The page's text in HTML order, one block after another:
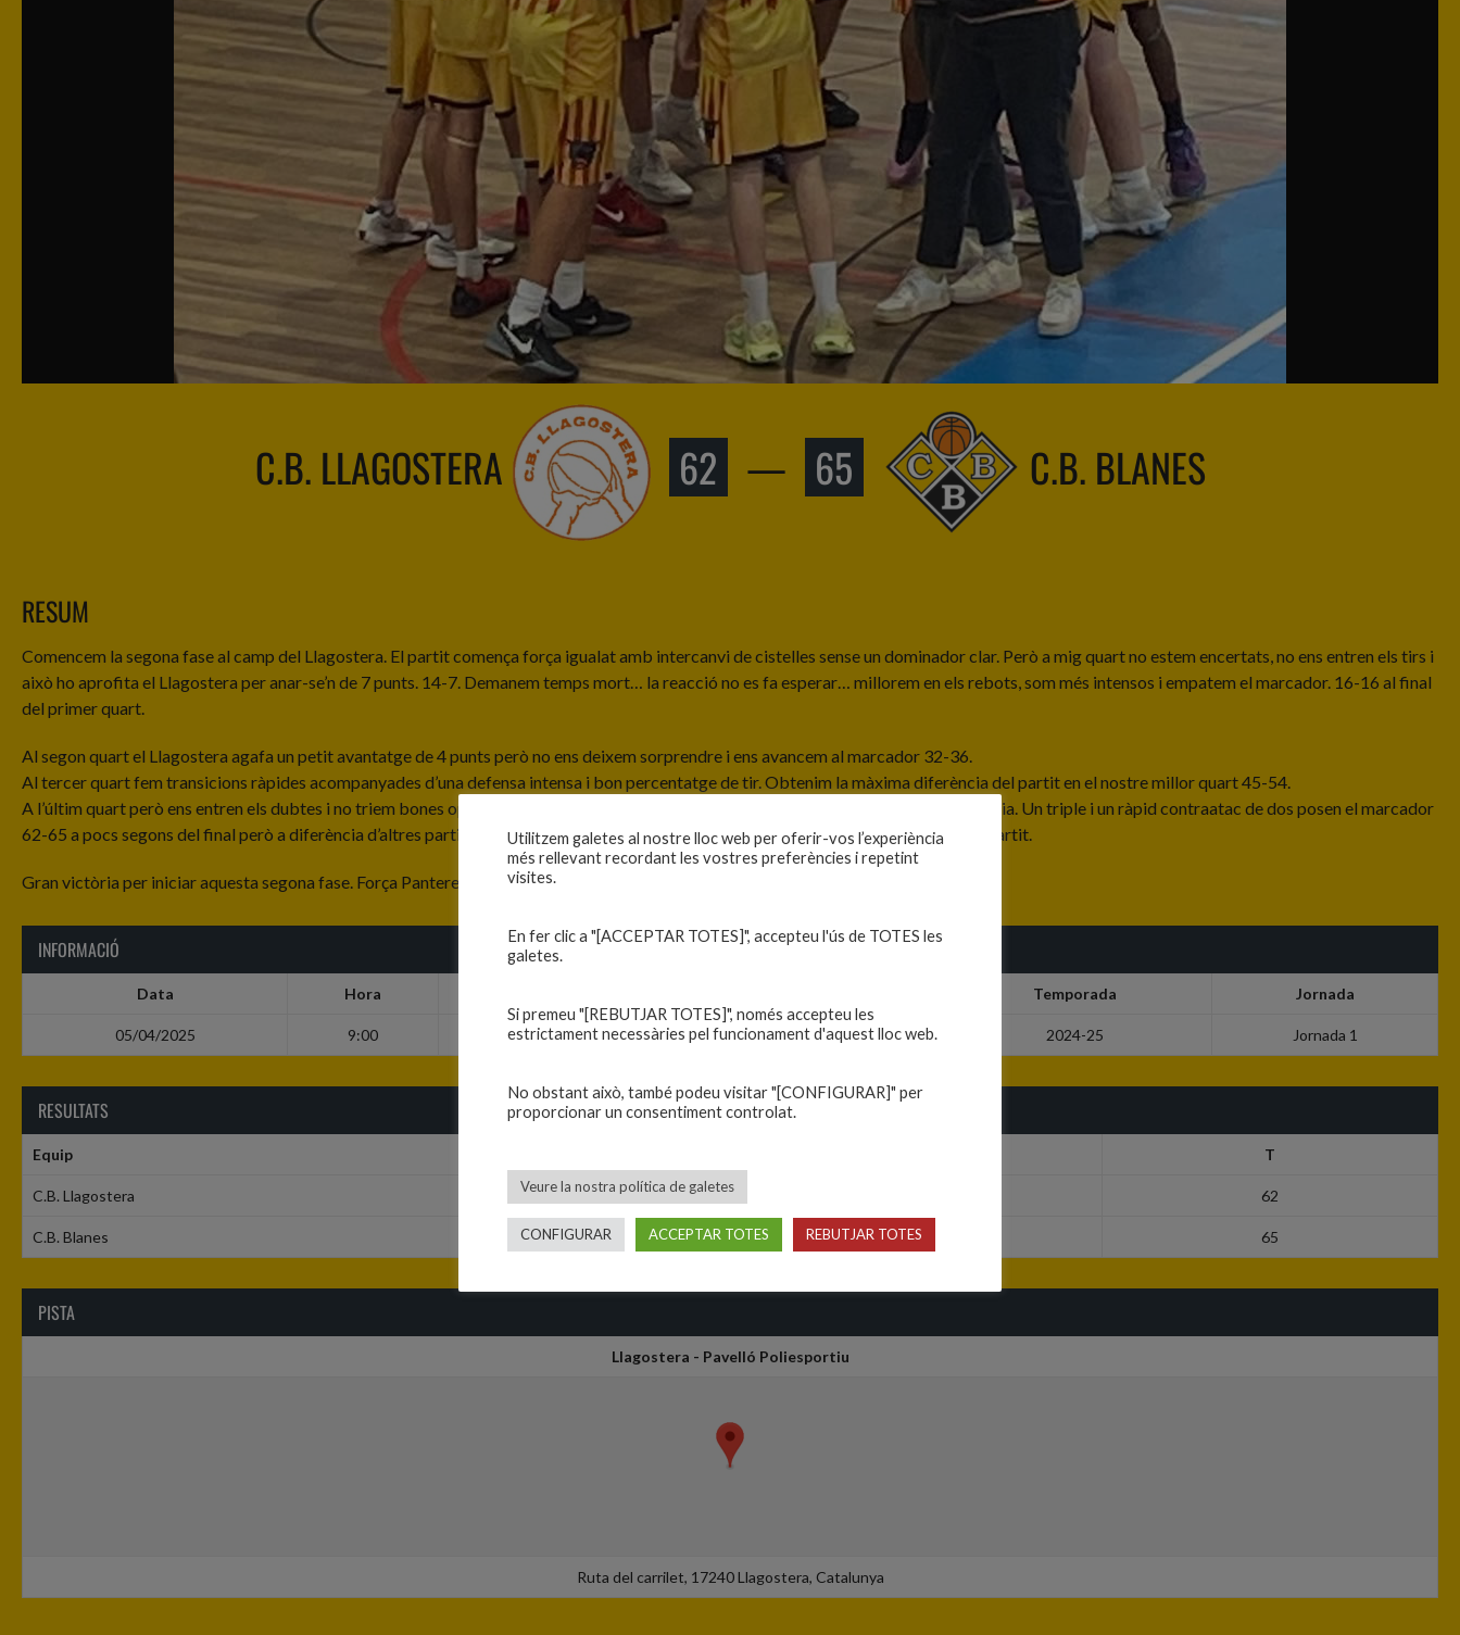
C.B. LLAGOSTERA 62 — 65 C.B. BLANES
RESUM
Comencem la segona fase al camp del Llagostera. El partit comença força igualat amb intercanvi de cistelles sense un dominador clar. Però a mig quart no estem encertats, no ens entren els tirs i
això ho aprofita el Llagostera per anar-se’n de 7 punts. 14-7. Demanem temps mort… la reacció no es fa esperar… millorem en els rebots, som més intensos i empatem el marcador. 16-16 al final
del primer quart.
Al segon quart el Llagostera agafa un petit avantatge de 4 punts però no ens deixem sorprendre i ens avancem al marcador 32-36.
Al tercer quart fem transicions ràpides acompanyades d’una defensa intensa i bon percentatge de tir. Obtenim la màxima diferència del partit en el nostre millor quart 45-54.
A l’últim quart però ens entren els dubtes i no triem bones opcions de tir. Perdem algunes pilotes i el Llagostera va retallant la diferència. Un triple i un ràpid contraatac de dos posen el marcador
62-65 a pocs segons del final però a diferència d’altres partits aquesta vegada sabem patir i gestionar els últims segons i guanyar el partit.
Gran victòria per iniciar aquesta segona fase. Força Panteres!!!!
INFORMACIÓ
Data Hora Temporada Jornada
05/04/2025 9:00 Cadet B masculí 2024-25 2024-25 Jornada 1
RESULTATS
Equip T
C.B. Llagostera 62
C.B. Blanes 65
PISTA
Llagostera - Pavelló Poliesportiu
Ruta del carrilet, 17240 Llagostera, Catalunya
Utilitzem galetes al nostre lloc web per oferir-vos l’experiència
més rellevant recordant les vostres preferències i repetint
visites.
En fer clic a "[ACCEPTAR TOTES]", accepteu l'ús de TOTES les
galetes.
Si premeu "[REBUTJAR TOTES]", només accepteu les
estrictament necessàries pel funcionament d'aquest lloc web.
No obstant això, també podeu visitar "[CONFIGURAR]" per
proporcionar un consentiment controlat.
Veure la nostra política de galetes
CONFIGURAR ACCEPTAR TOTES REBUTJAR TOTES